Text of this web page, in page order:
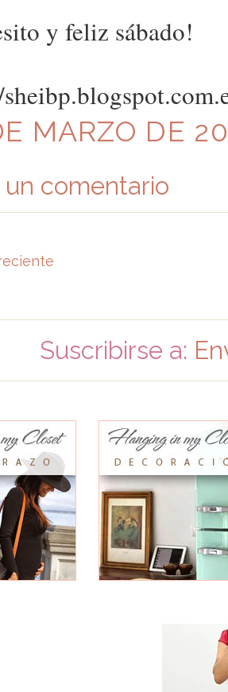
y feliz sábado!
MARZO DE
un comentario
Suscribirse a: